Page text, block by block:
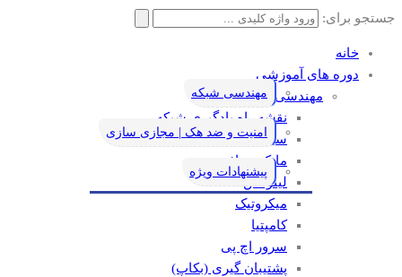
جستجو برای:
خانه
دوره های آموزشی
مهندسی شبکه
نقشه راه یادگیری شبکه
سیسکو
مایکروسافت
لینوکس
میکروتیک
کامپتیا
سرور اچ پی
پشتیبان گیری (بکاپ)
مهندسی شبکه
امنیت و ضد هک | مجازی سازی
پیشنهادات ویژه